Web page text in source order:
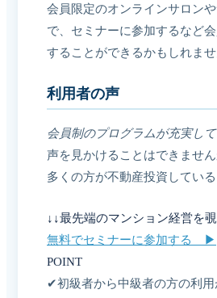
会員限定のオンラインサロン
で、セミナーに参加するなど
することができるかもしれませ
利用者の声
会員制のプログラムが充実し
声を見かけることはできませ
多くの方が不動産投資している
↓↓最先端のマンション経営を
無料でセミナーに参加する ▶︎
POINT
✔初級者から中級者の方の利